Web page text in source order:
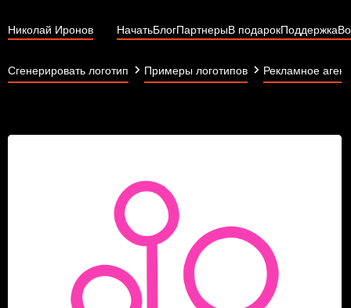
Николай Иронов НачатьБлогПартнерыВ подарокПоддержка
Сгенерировать логотип Примеры логотипов Рекламное